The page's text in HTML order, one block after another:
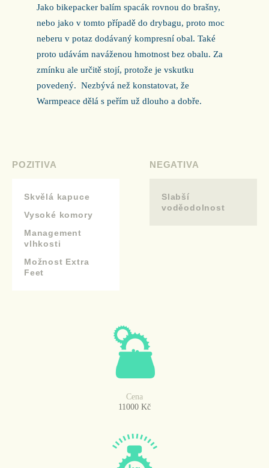
Jako bikepacker balím spacák rovnou do brašny,
nebo jako v tomto případě do drybagu, proto moc
neberu v potaz dodávaný kompresní obal. Také
proto udávám naváženou hmotnost bez obalu. Za
zmínku ale určitě stojí, protože je vskutku
povedený. Nezbývá než konstatovat, že
Warmpeace dělá s peřím už dlouho a dobře.
POZITIVA
Skvělá kapuce
Vysoké komory
Management
vlhkosti
Možnost Extra
Feet
NEGATIVA
Slabší
voděodolnost
Cena
11000 Kč